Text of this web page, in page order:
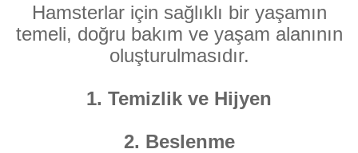
Hamsterlar için sağlıklı bir yaşamın
temeli, doğru bakım ve yaşam alanının
oluşturulmasıdır.
1. Temizlik ve Hijyen
2. Beslenme